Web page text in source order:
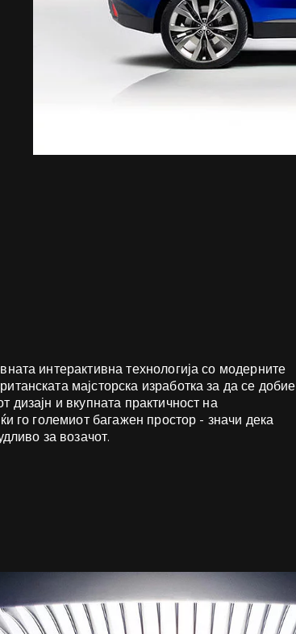
интерактивна технологија со модерните
мајсторска изработка за да се добие
дизајн и вкупната практичност на
го големиот багажен простор - значи дека
за возачот.